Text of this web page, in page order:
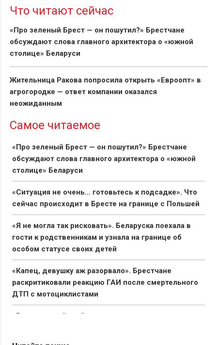
Что читают сейчас
«Про зеленый Брест — он пошутил?» Брестчане
обсуждают слова главного архитектора о «южной
столице» Беларуси
Жительница Ракова попросила открыть «Евроопт» в
агрогородке — ответ компании оказался
неожиданным
Самое читаемое
«Про зеленый Брест — он пошутил?» Брестчане
обсуждают слова главного архитектора о «южной
столице» Беларуси
«Ситуация не очень… готовьтесь к подсадке». Что
сейчас происходит в Бресте на границе с Польшей
«Я не могла так рисковать». Беларуска поехала в
гости к родственникам и узнала на границе об
особом статусе своих детей
«Капец, девушку аж разорвало». Брестчане
раскритиковали реакцию ГАИ после смертельного
ДТП с мотоциклистами
«Вымирающий край со стареющим населением».